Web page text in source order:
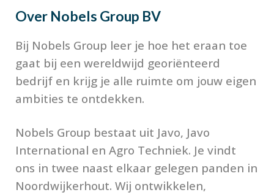
Over Nobels Group BV
Bij Nobels Group leer je hoe het eraan toe
gaat bij een wereldwijd georiënteerd
bedrijf en krijg je alle ruimte om jouw eigen
ambities te ontdekken.
Nobels Group bestaat uit Javo, Javo
International en Agro Techniek. Je vindt
ons in twee naast elkaar gelegen panden in
Noordwijkerhout. Wij ontwikkelen,